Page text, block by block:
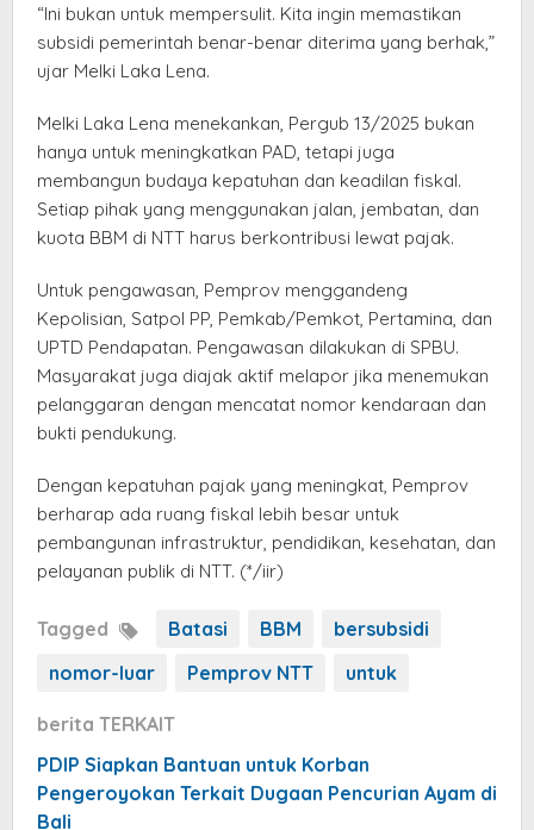
“Ini bukan untuk mempersulit. Kita ingin memastikan
subsidi pemerintah benar-benar diterima yang berhak,”
ujar Melki Laka Lena.
Melki Laka Lena menekankan, Pergub 13/2025 bukan
hanya untuk meningkatkan PAD, tetapi juga
membangun budaya kepatuhan dan keadilan fiskal.
Setiap pihak yang menggunakan jalan, jembatan, dan
kuota BBM di NTT harus berkontribusi lewat pajak.
Untuk pengawasan, Pemprov menggandeng
Kepolisian, Satpol PP, Pemkab/Pemkot, Pertamina, dan
UPTD Pendapatan. Pengawasan dilakukan di SPBU.
Masyarakat juga diajak aktif melapor jika menemukan
pelanggaran dengan mencatat nomor kendaraan dan
bukti pendukung.
Dengan kepatuhan pajak yang meningkat, Pemprov
berharap ada ruang fiskal lebih besar untuk
pembangunan infrastruktur, pendidikan, kesehatan, dan
pelayanan publik di NTT. (*/iir)
Tagged Batasi BBM
bersubsidi
nomor-luar
Pemprov NTT untuk
berita TERKAIT
PDIP Siapkan Bantuan untuk Korban
Pengeroyokan Terkait Dugaan Pencurian Ayam di
Bali